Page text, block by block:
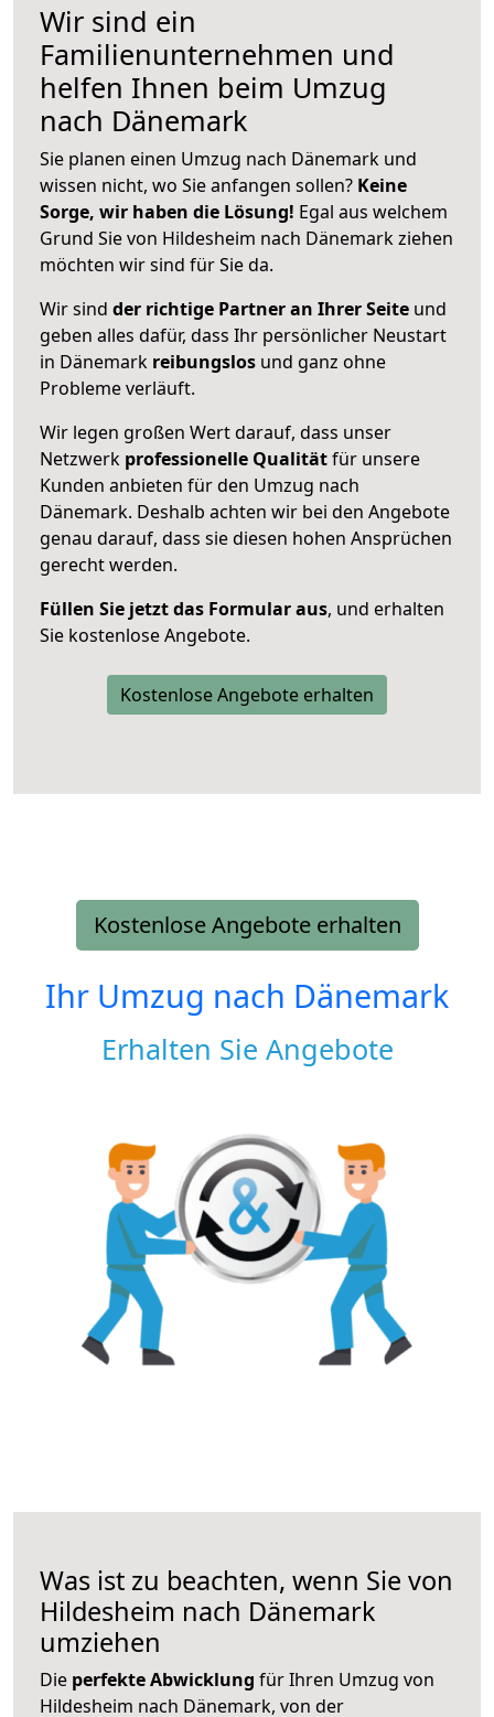
Wir sind ein
Familienunternehmen und
helfen Ihnen beim Umzug
nach Dänemark
Sie planen einen Umzug nach Dänemark und
wissen nicht, wo Sie anfangen sollen? Keine
Sorge, wir haben die Lösung! Egal aus welchem
Grund Sie von Hildesheim nach Dänemark ziehen
möchten wir sind für Sie da.
Wir sind der richtige Partner an Ihrer Seite und
geben alles dafür, dass Ihr persönlicher Neustart
in Dänemark reibungslos und ganz ohne
Probleme verläuft.
Wir legen großen Wert darauf, dass unser
Netzwerk professionelle Qualitätfür unsere
Kunden anbieten für den Umzug nach
Dänemark. Deshalb achten wir bei den Angebote
genau darauf, dass sie diesen hohen Ansprüchen
gerecht werden.
Füllen Sie jetzt das Formular aus, und erhalten
Sie kostenlose Angebote.
Kostenlose Angebote erhalten
Kostenlose Angebote erhalten
Ihr Umzug nach Dänemark
Erhalten Sie Angebote
Was ist zu beachten, wenn Sie von
Hildesheim nach Dänemark
umziehen
Die perfekte Abwicklung für Ihren Umzug von
Hildesheim nach Dänemark, von der